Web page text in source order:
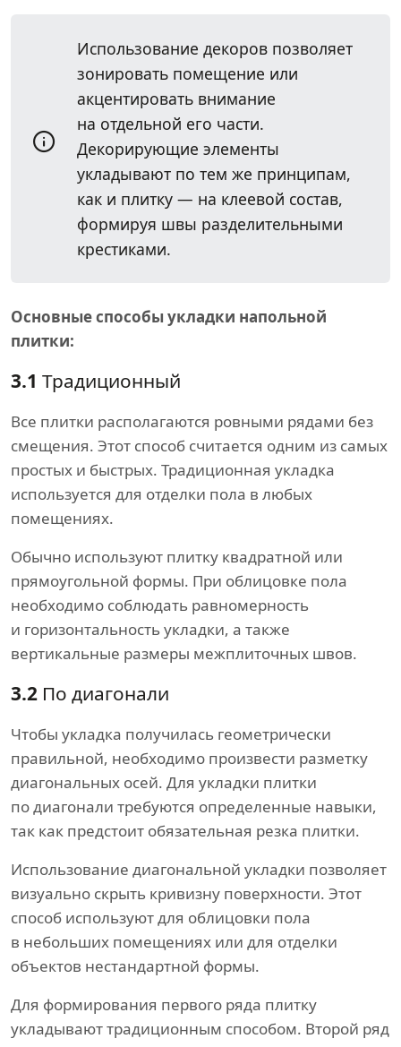
Использование декоров позволяет
зонировать помещение или
акцентировать внимание
на отдельной его части.
Декорирующие элементы
укладывают по тем же принципам,
как и плитку — на клеевой состав,
формируя швы разделительными
крестиками.
Основные способы укладки напольной
плитки:
3.1 Традиционный
Все плитки располагаются ровными рядами без
смещения. Этот способ считается одним из самых
простых и быстрых. Традиционная укладка
используется для отделки пола в любых
помещениях.
Обычно используют плитку квадратной или
прямоугольной формы. При облицовке пола
необходимо соблюдать равномерность
и горизонтальность укладки, а также
вертикальные размеры межплиточных швов.
3.2 По диагонали
Чтобы укладка получилась геометрически
правильной, необходимо произвести разметку
диагональных осей. Для укладки плитки
по диагонали требуются определенные навыки,
так как предстоит обязательная резка плитки.
Использование диагональной укладки позволяет
визуально скрыть кривизну поверхности. Этот
способ используют для облицовки пола
в небольших помещениях или для отделки
объектов нестандартной формы.
Для формирования первого ряда плитку
укладывают традиционным способом. Второй ряд